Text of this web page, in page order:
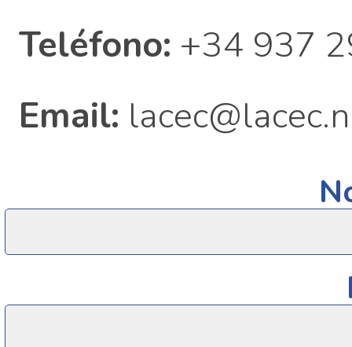
Teléfono: +34 937
Email: